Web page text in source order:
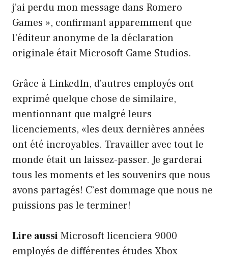
j’ai perdu mon message dans Romero
Games », confirmant apparemment que
l’éditeur anonyme de la déclaration
originale était Microsoft Game Studios.
Grâce à LinkedIn, d’autres employés ont
exprimé quelque chose de similaire,
mentionnant que malgré leurs
licenciements, «les deux dernières années
ont été incroyables. Travailler avec tout le
monde était un laissez-passer. Je garderai
tous les moments et les souvenirs que nous
avons partagés! C’est dommage que nous ne
puissions pas le terminer!
Lire aussiMicrosoft licenciera 9000
employés de différentes études Xbox